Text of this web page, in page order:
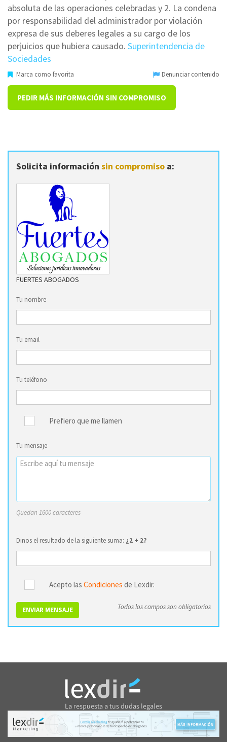
absoluta de las operaciones celebradas y 2. La condena
por responsabilidad del administrador por violación
expresa de sus deberes legales a su cargo de los
perjuicios que hubiera causado. Superintendencia de
Sociedades
Marca como favorita Denunciar contenido
PEDIR MÁS INFORMACIÓN SIN COMPROMISO
Solicita información sin compromiso a:
FUERTES ABOGADOS
Tu nombre
Tu email
Tu teléfono
Prefiero que me llamen
Tu mensaje
Quedan 1600 caracteres
Dinos el resultado de la siguiente suma: ¿2 + 2?
Acepto las Condiciones de Lexdir.
ENVIAR MENSAJE Todos los campos son obligatorios